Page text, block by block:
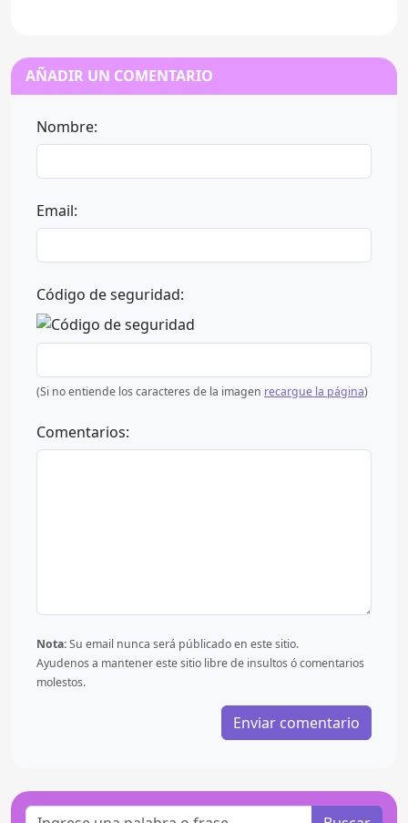
AÑADIR UN COMENTARIO
Nombre:
Email:
Código de seguridad:
(Si no entiende los caracteres de la imagen recargue la página)
Comentarios:
Nota:Su email nunca será públicado en este sitio.
Ayudenos a mantener este sitio libre de insultos ó comentarios
molestos.